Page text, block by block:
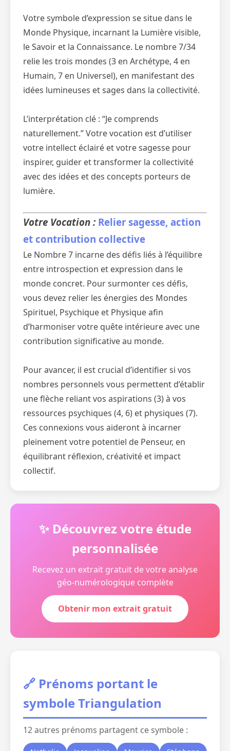
Votre symbole d’expression se situe dans le
Monde Physique, incarnant la Lumière visible,
le Savoir et la Connaissance. Le nombre 7/34
relie les trois mondes (3 en Archétype, 4 en
Humain, 7 en Universel), en manifestant des
idées lumineuses et sages dans la collectivité.
L’interprétation clé : “Je comprends
naturellement.” Votre vocation est d’utiliser
votre intellect éclairé et votre sagesse pour
inspirer, guider et transformer la collectivité
avec des idées et des concepts porteurs de
lumière.
Votre Vocation : Relier sagesse, action
et contribution collective
Le Nombre 7 incarne des défis liés à l’équilibre
entre introspection et expression dans le
monde concret. Pour surmonter ces défis,
vous devez relier les énergies des Mondes
Spirituel, Psychique et Physique afin
d’harmoniser votre quête intérieure avec une
contribution significative au monde.
Pour avancer, il est crucial d’identifier si vos
nombres personnels vous permettent d’établir
une flèche reliant vos aspirations (3) à vos
ressources psychiques (4, 6) et physiques (7).
Ces connexions vous aideront à incarner
pleinement votre potentiel de Penseur, en
équilibrant réflexion, créativité et impact
collectif.
✨ Découvrez votre étude
personnalisée
Recevez un extrait gratuit de votre analyse
géo-numérologique complète
Obtenir mon extrait gratuit
🔗 Prénoms portant le
symbole Triangulation
12 autres prénoms partagent ce symbole :